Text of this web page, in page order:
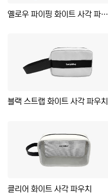
옐로우 파이핑 화이트 사각 파우치
블랙 스트랩 화이트 사각 파우치
클리어 화이트 사각 파우치